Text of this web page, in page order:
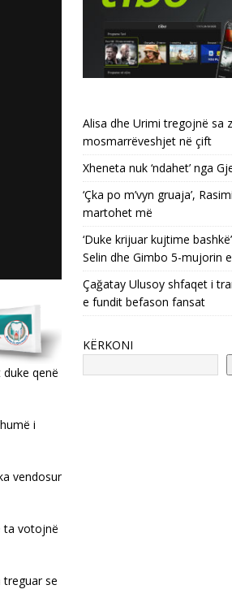
qenë
i
vendosur
ta votojnë
se
Alisa dhe Urimi tregojnë sa
mosmarrëveshjet në çift
Xheneta nuk ‘ndahet’ nga
‘Çka po m’vyn gruaja’,
martohet më
‘Duke krijuar kujtime
Selin dhe Gimbo 5-mujorin
Çağatay Ulusoy shfaqet i
e fundit befason fansat
KËRKONI